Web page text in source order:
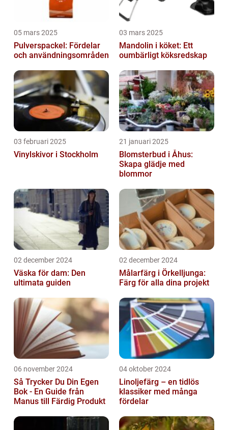
05 mars 2025
Pulverspackel: Fördelar
och användningsområden
03 mars 2025
Mandolin i köket: Ett
oumbärligt köksredskap
03 februari 2025
Vinylskivor i Stockholm
21 januari 2025
Blomsterbud i Åhus:
Skapa glädje med
blommor
02 december 2024
Väska för dam: Den
ultimata guiden
02 december 2024
Målarfärg i Örkelljunga:
Färg för alla dina projekt
06 november 2024
Så Trycker Du Din Egen
Bok - En Guide från
Manus till Färdig Produkt
04 oktober 2024
Linoljefärg – en tidlös
klassiker med många
fördelar